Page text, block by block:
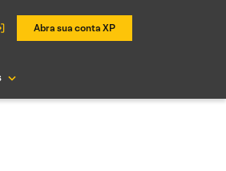
Abra sua conta XP